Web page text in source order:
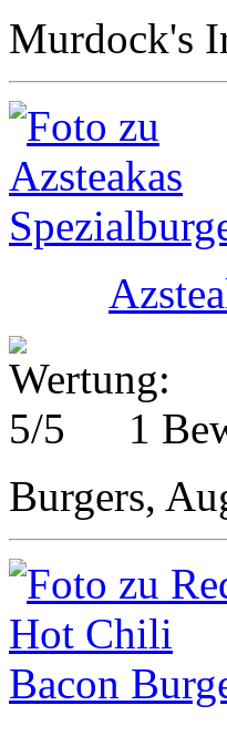
Murdock's
1
Burgers,